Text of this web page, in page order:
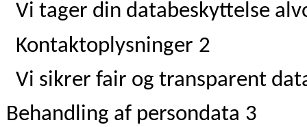
Vi tager din databeskyttelse
Kontaktoplysninger 2
Vi sikrer fair og transparent
Behandling af persondata 3